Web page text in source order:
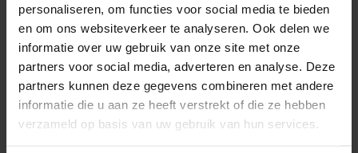
personaliseren, om functies voor social media te bieden
en om ons websiteverkeer te analyseren. Ook delen we
informatie over uw gebruik van onze site met onze
partners voor social media, adverteren en analyse. Deze
partners kunnen deze gegevens combineren met andere
informatie die u aan ze heeft verstrekt of die ze hebben
verzameld op basis van uw gebruik van hun services.
Op de webpagina’s van Omgevingshuis
bevinden zich links naar externe websites.
Omgevingshuis is niet verantwoordelijk voor de
inhoud van deze websites. Ook niet voor de
privacybescherming op die pagina’s, of voor
de diensten die zij eventueel aanbieden.